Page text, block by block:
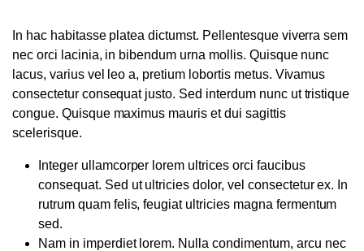
In hac habitasse platea dictumst. Pellentesque viverra sem
nec orci lacinia, in bibendum urna mollis. Quisque nunc
lacus, varius vel leo a, pretium lobortis metus. Vivamus
consectetur consequat justo. Sed interdum nunc ut tristique
congue. Quisque maximus mauris et dui sagittis
scelerisque.
Integer ullamcorper lorem ultrices orci faucibus
consequat. Sed ut ultricies dolor, vel consectetur ex. In
rutrum quam felis, feugiat ultricies magna fermentum
sed.
Nam in imperdiet lorem. Nulla condimentum, arcu nec